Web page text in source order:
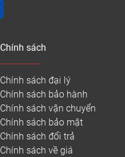
Chính sách
Chính sách đại lý
Chính sách bảo hành
Chính sách vận chuyển
Chính sách bảo mật
Chính sách đổi trả
Chính sách về giá